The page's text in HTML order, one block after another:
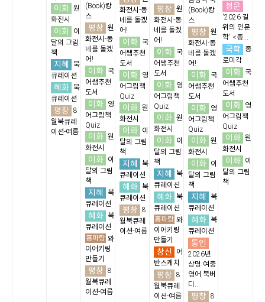
이화 원
화전시
이화
이
달의 그림
책
지혜
북
큐레이션
혜화
북
큐레이션
평창 8
월북큐레
이션-여름
(Book)캉
스
평창 원
화전시-동
네를 돌겠
어!
이화
국
어쌤추천
도서
이화
영
어그림책
Quiz
이화 원
화전시
이화
이
달의 그림
책
지혜
북
큐레이션
혜화
북
큐레이션
홍파랑 와
이어키링
만들기
평창 8
월북큐레
이션-여름
화전시-동
네를 돌겠
어!
이화
국
어쌤추천
도서
이화
영
어그림책
Quiz
이화 원
화전시
이화
이
달의 그림
책
지혜
북
큐레이션
혜화
북
큐레이션
평창 8
월북큐레
이션-여름
평창 원
화전시-동
네를 돌겠
어!
이화
국
어쌤추천
도서
이화
영
어그림책
Quiz
이화 원
화전시
이화
이
달의 그림
책
지혜
북
큐레이션
혜화
북
큐레이션
홍파랑 와
이어키링
만들기
창신
어
반스케치
평창 8
월북큐레
이션-여름
(Book)캉
스
평창 원
화전시-동
네를 돌겠
어!
이화
국
어쌤추천
도서
이화
영
어그림책
Quiz
이화 원
화전시
이화
이
달의 그림
책
지혜
북
큐레이션
혜화
북
큐레이션
통인
2026년
상명 여중
영어 북버
디...
평창 8
청운
'2026 길
위의 인문
학' <종...
국학
종
로미각
이화
국
어쌤추천
도서
이화
영
어그림책
Quiz
이화 원
화전시
이화
이
달의 그림
책